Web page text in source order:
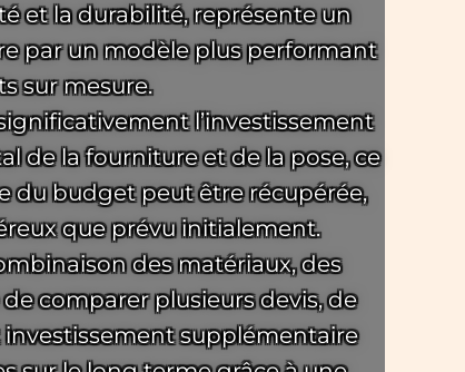
et la durabilité, représente un
par un modèle plus performant
sur mesure.
l’investissement
de la fourniture et de la pose, ce
du budget peut être récupérée,
que prévu initialement.
des matériaux, des
comparer plusieurs devis, de
investissement supplémentaire